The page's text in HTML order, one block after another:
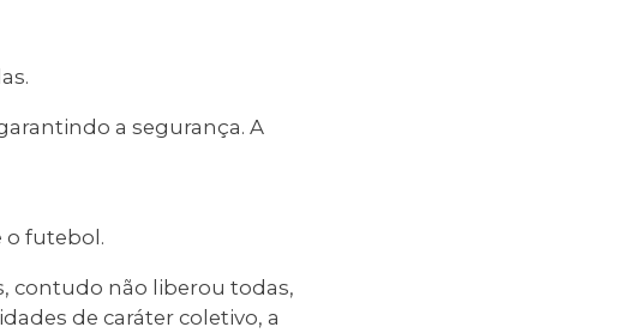
a segurança. A
o futebol.
contudo não liberou todas,
de caráter coletivo, a